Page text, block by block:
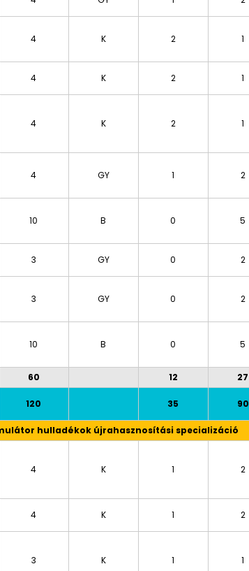
4 K 2 1
4 K 2 1
4 K 2 1
4 GY 1 2
10 B 0 5
3 GY 0 2
3 GY 0 2
10 B 0 5
60 12 27
120 35 90
hulladékok újrahasznosítási specializáció
4 K 1 2
4 K 1 2
3 K 1 1